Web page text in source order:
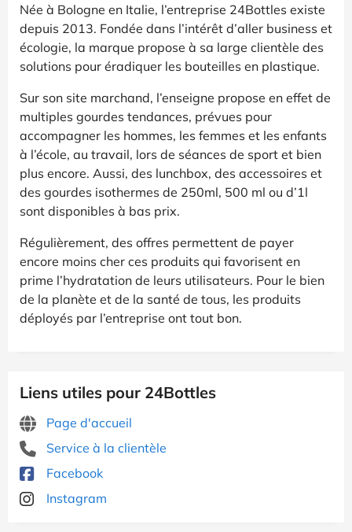
Née à Bologne en Italie, l’entreprise 24Bottles existe
depuis 2013. Fondée dans l’intérêt d’aller business et
écologie, la marque propose à sa large clientèle des
solutions pour éradiquer les bouteilles en plastique.
Sur son site marchand, l’enseigne propose en effet de
multiples gourdes tendances, prévues pour
accompagner les hommes, les femmes et les enfants
à l’école, au travail, lors de séances de sport et bien
plus encore. Aussi, des lunchbox, des accessoires et
des gourdes isothermes de 250ml, 500 ml ou d’1l
sont disponibles à bas prix.
Régulièrement, des offres permettent de payer
encore moins cher ces produits qui favorisent en
prime l’hydratation de leurs utilisateurs. Pour le bien
de la planète et de la santé de tous, les produits
déployés par l’entreprise ont tout bon.
Liens utiles pour 24Bottles
Page d'accueil
Service à la clientèle
Facebook
Instagram